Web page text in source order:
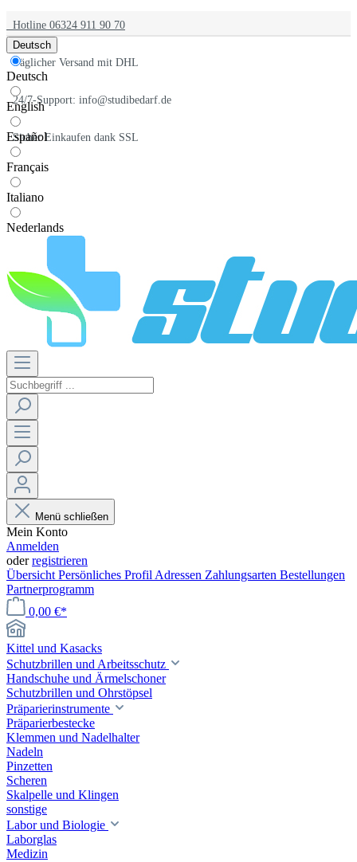
Hotline 06324 911 90 70
Täglicher Versand mit DHL
24/7-Support: info@studibedarf.de
Sicher Einkaufen dank SSL
Deutsch
Deutsch
English
Español
Français
Italiano
Nederlands
Menü schließen
Mein Konto
Anmelden
oderregistrieren
Übersicht Persönliches Profil Adressen Zahlungsarten Bestellungen
Partnerprogramm
0,00 €*
Kittel und Kasacks
Schutzbrillen und Arbeitsschutz
Handschuhe und Ärmelschoner
Schutzbrillen und Ohrstöpsel
Präparierinstrumente
Präparierbestecke
Klemmen und Nadelhalter
Nadeln
Pinzetten
Scheren
Skalpelle und Klingen
sonstige
Labor und Biologie
Laborglas
Medizin